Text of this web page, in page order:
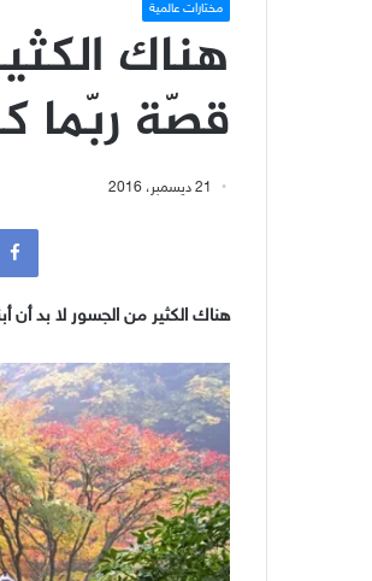
مختارات عالمية
هناك
قصّة ربّما
21 ديسمبر، 2016
هناك الكثير من الجسور لا بد أن